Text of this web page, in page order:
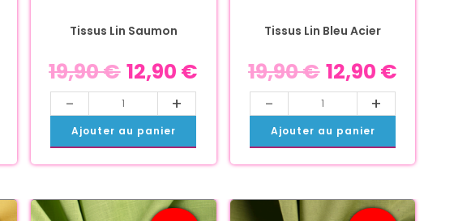
Tissus Lin Saumon
19,90€ 12,90 €
- +
Ajouter au panier
Tissus Lin Bleu Acier
19,90€ 12,90 €
- +
Ajouter au panier